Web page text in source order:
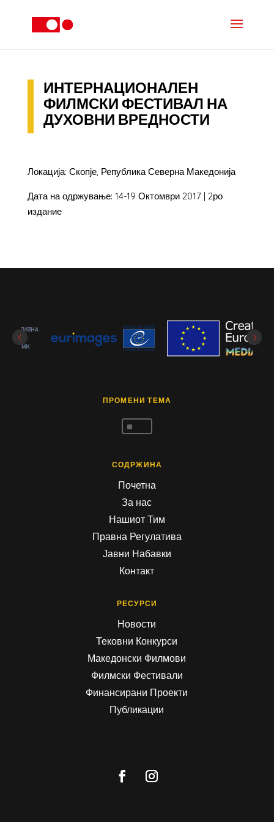
ИНТЕРНАЦИОНАЛЕН
ФИЛМСКИ ФЕСТИВАЛ НА
ДУХОВНИ ВРЕДНОСТИ
Локација: Скопје, Република Северна Македонија
Дата на одржување: 14-19 Октомври 2017 | 2ро
издание
ПРОМЕНИ ТЕМА
^
СОДРЖИНА
Почетна
За нас
Нашиот Тим
Правна Регулатива
Јавни Набавки
Контакт
РЕСУРСИ
Новости
Тековни Конкурси
Македонски Филмови
Филмски Фестивали
Финансирани Проекти
Публикации